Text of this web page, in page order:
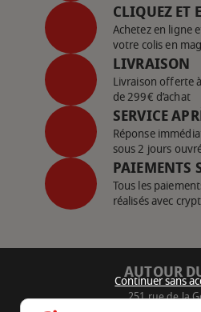
CLIQUEZ ET
Achetez en ligne
votre colis en
LIVRAISON
Livraison offerte
de 299€ d’achat
SERVICE
Réponse
sous 2 jours
PAIEMENTS
Tous les
réalisés avec
AUTOUR
251 rue de la
Continuer sans